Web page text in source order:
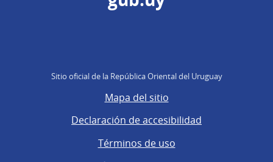
Sitio oficial de la República Oriental del Uruguay
Mapa del sitio
Declaración de accesibilidad
Términos de uso